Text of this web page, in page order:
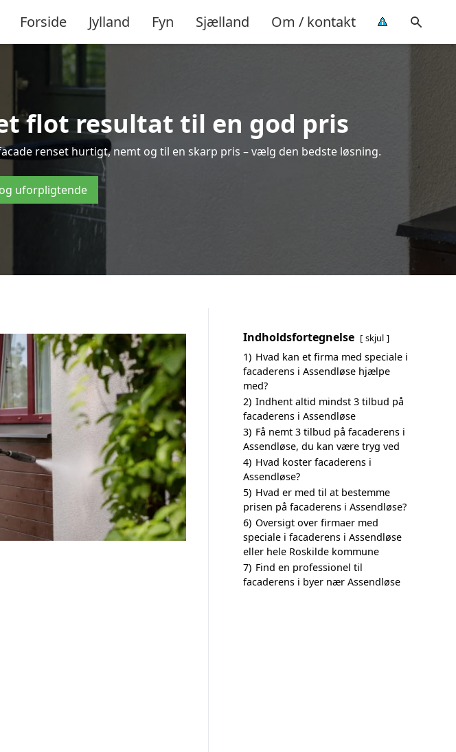
Forside Jylland Fyn Sjælland Om / kontakt
flot resultat til en god pris
renset hurtigt, nemt og til en skarp pris – vælg den bedste løsning.
uforpligtende
Indholdsfortegnelse skjul
1) Hvad kan et firma med speciale i
facaderens i Assendløse hjælpe
med?
2) Indhent altid mindst 3 tilbud på
facaderens i Assendløse
3) Få nemt 3 tilbud på facaderens i
Assendløse, du kan være tryg ved
4) Hvad koster facaderens i
Assendløse?
5) Hvad er med til at bestemme
prisen på facaderens i Assendløse?
6) Oversigt over firmaer med
speciale i facaderens i Assendløse
eller hele Roskilde kommune
7) Find en professionel til
facaderens i byer nær Assendløse